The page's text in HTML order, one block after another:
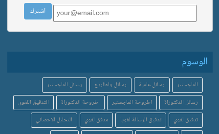
الوسوم
الماجستير رسائل علمية رسائل واطاريح
رسائل الماجستير
رسائل الدكتوراة
اطروحة الماجستير اطروحة الدكتوراة
التدقيق اللغوي
تدقيق لغوي
تدقيق الرسالة لغويا مدقق لغوي
التحليل الاحصائي